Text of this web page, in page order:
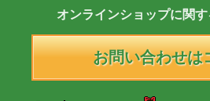
オンラインショップに関
お問い合わせは